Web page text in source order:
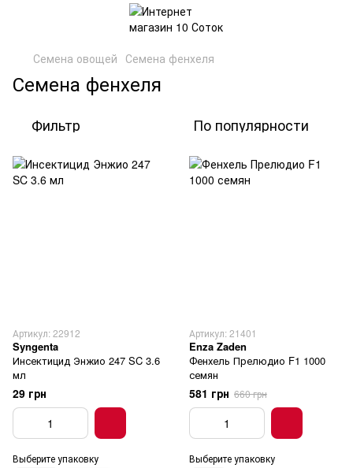
Семена овощей Семена фенхеля
Семена фенхеля
Фильтр По популярности
Артикул: 22912
Syngenta
Инсектицид Энжио 247 SC 3.6
мл
29 грн
Выберите упаковку
Артикул: 21401
Enza Zaden
Фенхель Прелюдио F1 1000
семян
581 грн 660 грн
Выберите упаковку